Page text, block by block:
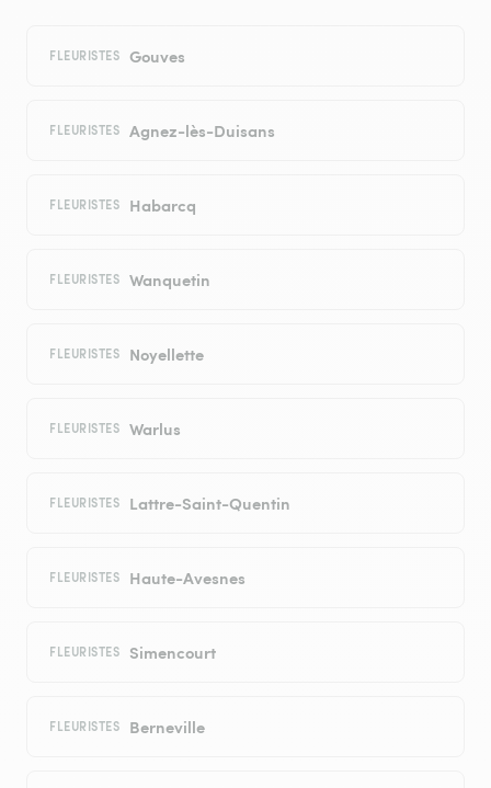
FLEURISTES Gouves
FLEURISTES Agnez-lès-Duisans
FLEURISTES Habarcq
FLEURISTES Wanquetin
FLEURISTES Noyellette
FLEURISTES Warlus
FLEURISTES Lattre-Saint-Quentin
FLEURISTES Haute-Avesnes
FLEURISTES Simencourt
FLEURISTES Berneville